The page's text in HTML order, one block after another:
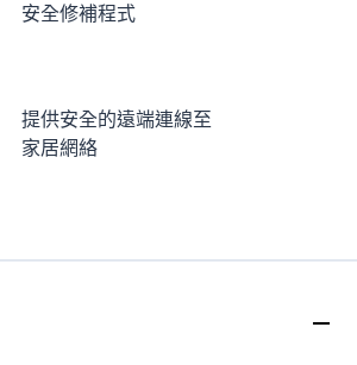
安全修補程式
提供安全的遠端連線至
家居網絡